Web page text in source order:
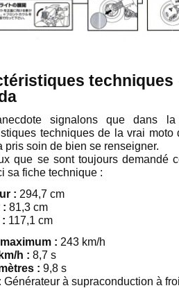
techniques
signalons que dans
techniques de la vrai
pris soin de bien se renseigner.
que se sont toujours demandé
sa fiche technique :
: 294,7 cm
: 81,3 cm
117,1 cm
: 243 km/h
h : 8,7 s
: 9,8 s
Générateur à supraconduction à